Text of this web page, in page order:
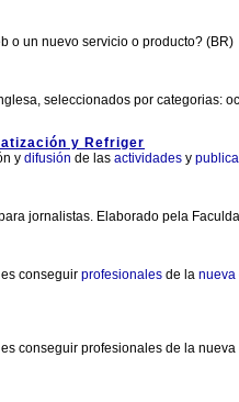
o un nuevo servicio o producto? (BR)
seleccionados por categorias:
y Refriger
y difusión de las actividades y
jornalistas. Elaborado pela
conseguir profesionales de la nueva
conseguir profesionales de la